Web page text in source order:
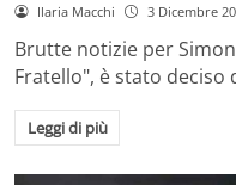
Ilaria Macchi 3 Dicembre
Brutte notizie per
Fratello", è stato deciso
Leggi di più